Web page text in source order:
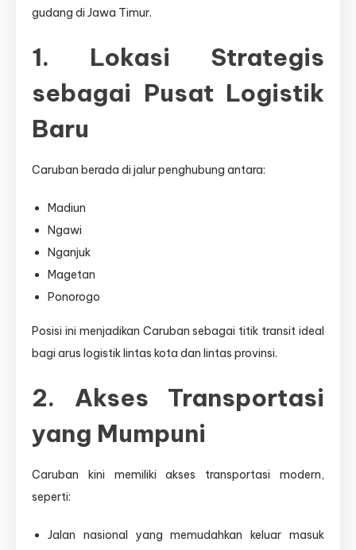
gudang di Jawa Timur.
1. Lokasi Strategis
sebagai Pusat Logistik
Baru
Caruban berada di jalur penghubung antara:
Madiun
Ngawi
Nganjuk
Magetan
Ponorogo
Posisi ini menjadikan Caruban sebagai titik transit ideal
bagi arus logistik lintas kota dan lintas provinsi.
2. Akses Transportasi
yang Mumpuni
Caruban kini memiliki akses transportasi modern,
seperti:
Jalan nasional yang memudahkan keluar masuk